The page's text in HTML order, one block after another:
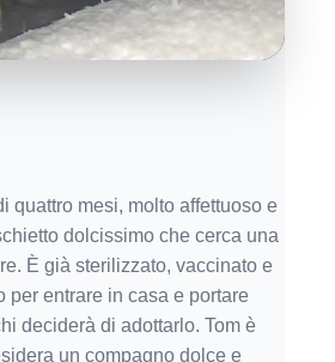
quattro mesi, molto affettuoso e
dolcissimo che cerca una
È già sterilizzato, vaccinato e
per entrare in casa e portare
deciderà di adottarlo. Tom è
un compagno dolce e